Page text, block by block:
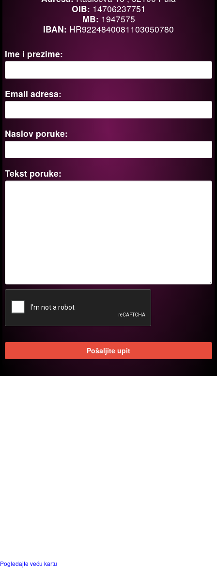
OIB: 14706237751
MB: 1947575
IBAN: HR9224840081103050780
Ime i prezime:
Email adresa:
Naslov poruke:
Tekst poruke:
Pošaljite upit
Pogledajte veću kartu